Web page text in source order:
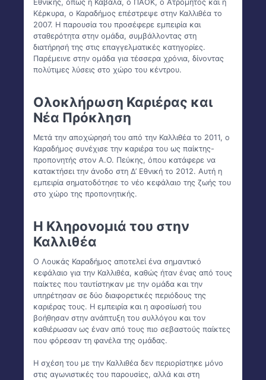
Εθνικής, όπως η Καβάλα, ο ΠΑΟΚ, ο Ατρόμητος και η
Κέρκυρα, ο Καραδήμος επέστρεψε στην Καλλιθέα το
2007. Η παρουσία του προσέφερε εμπειρία και
σταθερότητα στην ομάδα, συμβάλλοντας στη
διατήρησή της στις επαγγελματικές κατηγορίες.
Παρέμεινε στην ομάδα για τέσσερα χρόνια, δίνοντας
πολύτιμες λύσεις στο χώρο του κέντρου.
Ολοκλήρωση Καριέρας και
Νέα Πρόκληση
Μετά την αποχώρησή του από την Καλλιθέα το 2011, ο
Καραδήμος συνέχισε την καριέρα του ως παίκτης-
προπονητής στον Α.Ο. Πεύκης, όπου κατάφερε να
κατακτήσει την άνοδο στη Δ’ Εθνική το 2012. Αυτή η
εμπειρία σηματοδότησε το νέο κεφάλαιο της ζωής του
στο χώρο της προπονητικής.
Η Κληρονομιά του στην
Καλλιθέα
Ο Λουκάς Καραδήμος αποτελεί ένα σημαντικό
κεφάλαιο για την Καλλιθέα, καθώς ήταν ένας από τους
παίκτες που ταυτίστηκαν με την ομάδα και την
υπηρέτησαν σε δύο διαφορετικές περιόδους της
καριέρας τους. Η εμπειρία και η αφοσίωσή του
βοήθησαν στην ανάπτυξη του συλλόγου και τον
καθιέρωσαν ως έναν από τους πιο σεβαστούς παίκτες
που φόρεσαν τη φανέλα της ομάδας.
Η σχέση του με την Καλλιθέα δεν περιορίστηκε μόνο
στις αγωνιστικές του παρουσίες, αλλά και στη